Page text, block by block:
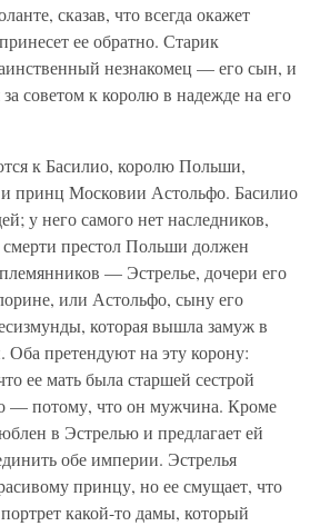
сказав, что всегда окажет
ее обратно. Старик
незнакомец — его сын, и
за советом к королю в надежде на его
к Басилио, королю Польши,
принц Московии Астольфо. Басилио
у него самого нет наследников,
смерти престол Польши должен
— Эстрелье, дочери его
или Астольфо, сыну его
которая вышла замуж в
Оба претендуют на эту корону:
ее мать была старшей сестрой
— потому, что он мужчина. Кроме
в Эстрелью и предлагает ей
обе империи. Эстрелья
принцу, но ее смущает, что
какой-то дамы, который